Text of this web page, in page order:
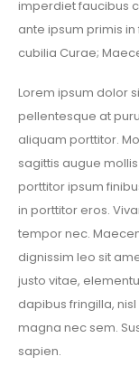
imperdiet faucibus
ante ipsum primis
cubilia Curae;
Lorem ipsum dolor
pellentesque at
aliquam porttitor.
sagittis augue
porttitor ipsum
in porttitor eros.
tempor nec.
dignissim leo sit
justo vitae,
dapibus fringilla,
magna nec sem.
sapien.